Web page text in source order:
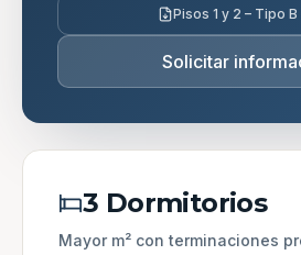
Pisos 1 y 2 – Tipo B
Solicitar
3 Dormitorios
Mayor m² con terminaciones